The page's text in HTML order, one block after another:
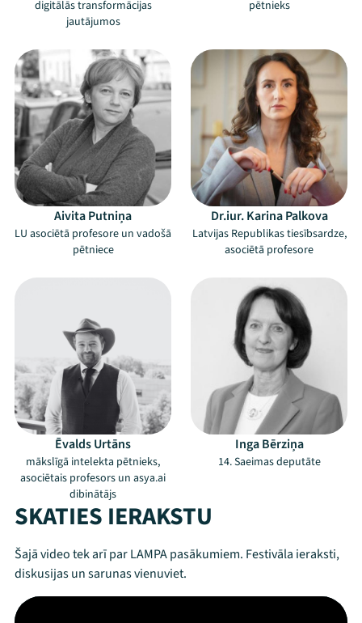
digitālās transformācijas
jautājumos
pētnieks
Aivita Putniņa
LU asociētā profesore un vadošā
pētniece
Dr.iur. Karina Palkova
Latvijas Republikas tiesībsardze,
asociētā profesore
Ēvalds Urtāns
mākslīgā intelekta pētnieks,
asociētais profesors un asya.ai
dibinātājs
Inga Bērziņa
14. Saeimas deputāte
SKATIES IERAKSTU
Šajā video tek arī par LAMPA pasākumiem. Festivāla ieraksti,
diskusijas un sarunas vienuviet.